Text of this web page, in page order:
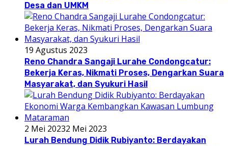
Desa dan UMKM
19 Agustus 2023
Reno Chandra Sangaji Lurahe Condongcatur:
Bekerja Keras, Nikmati Proses, Dengarkan Suara
Masyarakat, dan Syukuri Hasil
2 Mei 20232 Mei 2023
Lurah Bendung Didik Rubiyanto: Berdayakan